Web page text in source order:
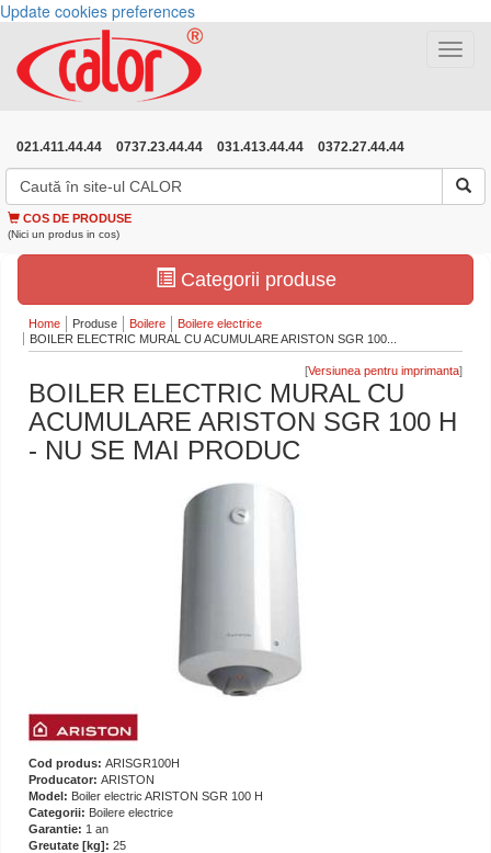
Update cookies preferences
Toggle
021.411.44.44 0737.23.44.44 031.413.44.44 0372.27.44.44
COS DE PRODUSE
(Nici un produs in cos)
Categorii produse
Home Produse Boilere
Boilere electrice
BOILER ELECTRIC MURAL CU ACUMULARE ARISTON SGR 100...
[ ]
BOILER ELECTRIC MURAL CU
ACUMULARE ARISTON SGR 100 H
- NU SE MAI PRODUC
Cod produs: ARISGR100H
Producator: ARISTON
Model: Boiler electric ARISTON SGR 100 H
Categorii: Boilere electrice
Garantie: 1 an
Greutate [kg]: 25